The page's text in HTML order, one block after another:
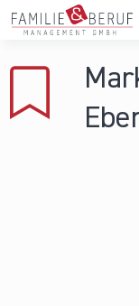
Direkt zum Inhalt
Gemeinden